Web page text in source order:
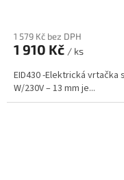
1 579 Kč bez DPH
1 910 Kč / ks
EID430 -Elektrická vrtačka
W/230V – 13 mm je...